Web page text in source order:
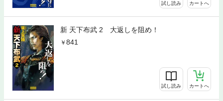
試し読み カートへ
新 天下布武 2 大返しを阻め！
841
試し読み カートへ